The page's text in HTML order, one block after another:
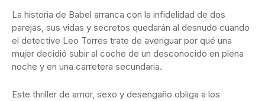
La historia de Babel arranca con la infidelidad de dos
parejas, sus vidas y secretos quedarán al desnudo cuando
el detective Leo Torres trate de averiguar por qué una
mujer decidió subir al coche de un desconocido en plena
noche y en una carretera secundaria.
Este thriller de amor, sexo y desengaño obliga a los